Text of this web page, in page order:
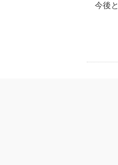
今後と